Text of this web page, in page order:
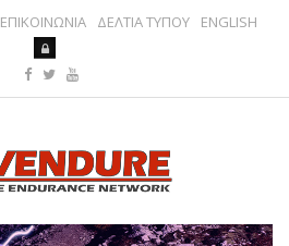
ΕΠΙΚΟΙΝΩΝΙΑ ΔΕΛΤΙΑ ΤΥΠΟΥ ENGLISH